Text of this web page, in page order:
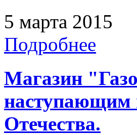
5 марта 2015
Подробнее
Магазин
наступающим
Отечества.